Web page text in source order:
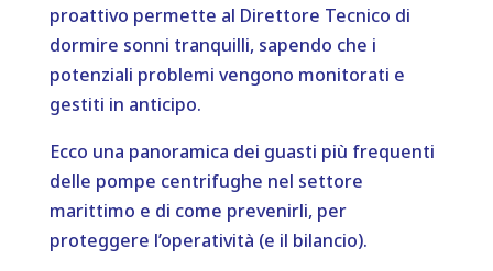
proattivo permette al Direttore Tecnico di
dormire sonni tranquilli, sapendo che i
potenziali problemi vengono monitorati e
gestiti in anticipo.
Ecco una panoramica dei guasti più frequenti
delle pompe centrifughe nel settore
marittimo e di come prevenirli, per
proteggere l’operatività (e il bilancio).